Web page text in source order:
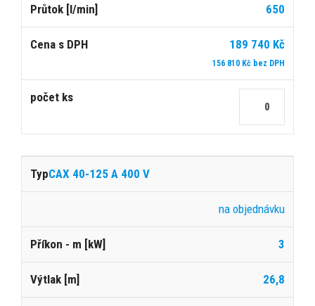
650
189 740 Kč
156 810 Kč bez DPH
CAX 40-125 A 400 V
na objednávku
3
26,8